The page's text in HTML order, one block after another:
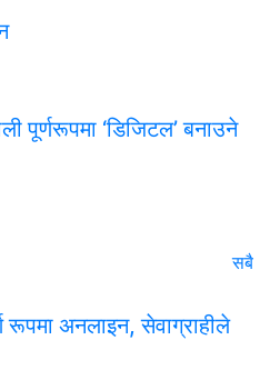
पूर्णरूपमा ‘डिजिटल’ बनाउने
सबै
रूपमा अनलाइन, सेवाग्राहीले